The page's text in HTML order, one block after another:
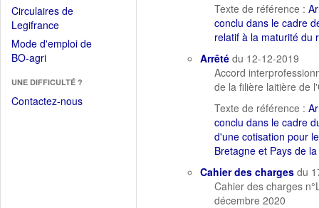
Circulaires de
Legifrance(Ouvrir
dans
une
fenêtre)
Mode d'emploi de
BO-agri(Ouvrir
une
nouvelle
UNE DIFFICULTÉ ?
Contactez-nous
Texte de référence :
conclu dans le cadre
relatif à la maturité du
Arrêté du 12-12-2019
Accord
de la filière laitière de
Texte de référence :
conclu dans le cadre
d'une cotisation pour
Bretagne et Pays de
Cahier des charges du
Cahier des charges
décembre 2020